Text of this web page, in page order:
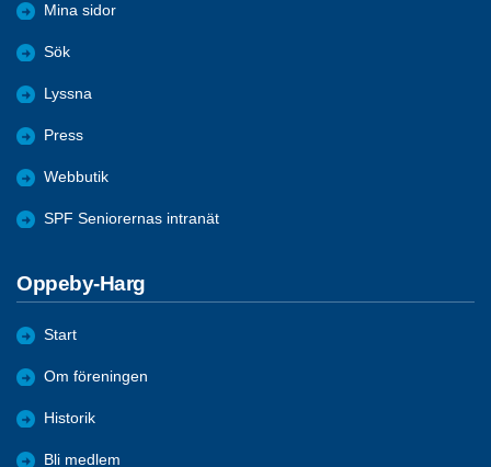
Mina sidor
Sök
Lyssna
Press
Webbutik
SPF Seniorernas intranät
Oppeby-Harg
Start
Om föreningen
Historik
Bli medlem